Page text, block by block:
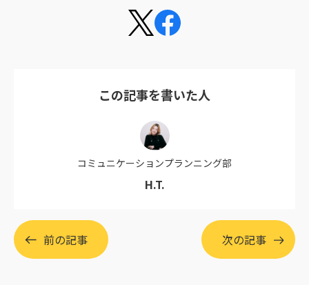
この記事を書いた人
コミュニケーションプランニング部
H.T.
前の記事 次の記事